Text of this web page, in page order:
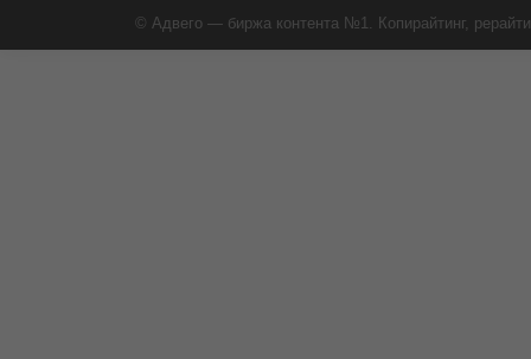
© Адвего — биржа контента №1. Копирайтинг,